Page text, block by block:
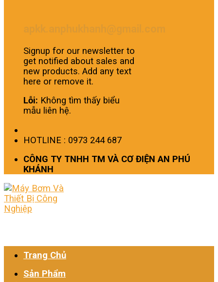
Signup for our newsletter to
get notified about sales and
new products. Add any text
here or remove it.
Lỗi: Không tìm thấy biểu
mẫu liên hệ.
HOTLINE : 0973 244 687
CÔNG TY TNHH TM VÀ CƠ ĐIỆN AN PHÚ
KHÁNH
Trang Chủ
Sản Phẩm